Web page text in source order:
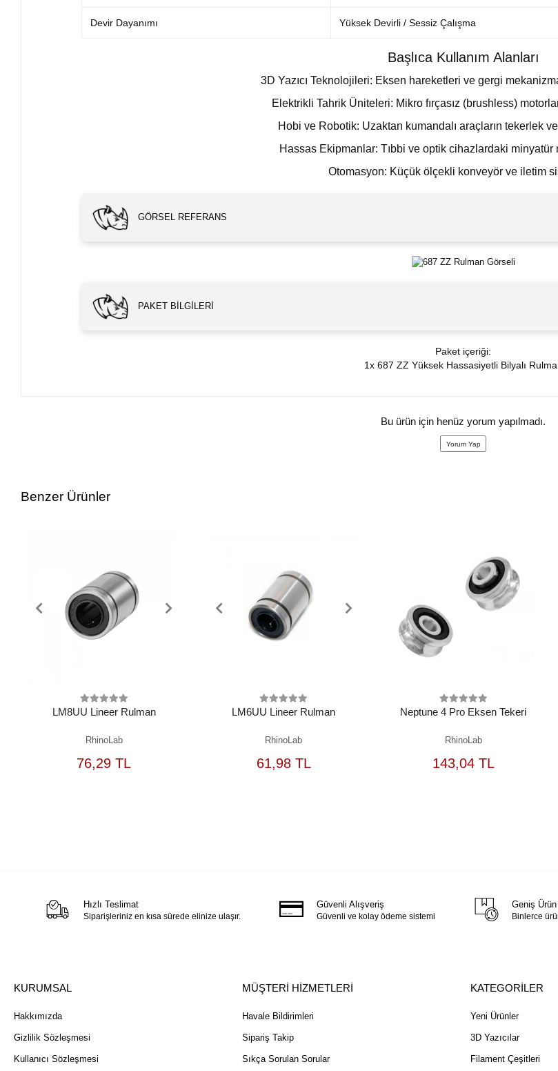
Devir Dayanımı Yüksek Devirli / Sessiz Çalışma
Başlıca Kullanım Alanları
3D Yazıcı Teknolojileri: Eksen hareketleri ve gergi
Elektrikli Tahrik Üniteleri: Mikro fırçasız (brushless)
Hobi ve Robotik: Uzaktan kumandalı araçların tekerlek
Hassas Ekipmanlar: Tıbbi ve optik cihazlardaki minyatür
Otomasyon: Küçük ölçekli konveyör ve iletim
GÖRSEL REFERANS
PAKET BILGILERI
Paket içeriği:
1x 687 ZZ Yüksek Hassasiyetli Bilyalı
Bu ürün için henüz yorum yapılmadı.
Yorum Yap
Benzer Ürünler
LM8UU Lineer Rulman
RhinoLab
76,29 TLSEPETE
EKLE
LM6UU Lineer Rulman
RhinoLab
61,98 TLSEPETE
EKLE
Neptune 4 Pro Eksen Tekeri
RhinoLab
143,04 TLSEPETE
EKLE
Hızlı Teslimat
Siparişleriniz en kısa sürede elinize ulaşır.
Güvenli Alışveriş
Güvenli ve kolay ödeme sistemi
Geniş
Binlerce
KURUMSAL
Hakkımızda
Gizlilik Sözleşmesi
Kullanıcı Sözleşmesi
MÜŞTERİ HİZMETLERİ
Havale Bildirimleri
Sipariş Takip
Sıkça Sorulan Sorular
KATEGORİLER
Yeni Ürünler
3D Yazıcılar
Filament Çeşitleri